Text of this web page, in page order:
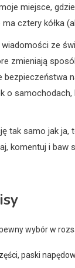
miejsce,
cztery kółka
ze
zmieniają
o
tak samo jak ja,
komentuj i baw
wybór w
paski